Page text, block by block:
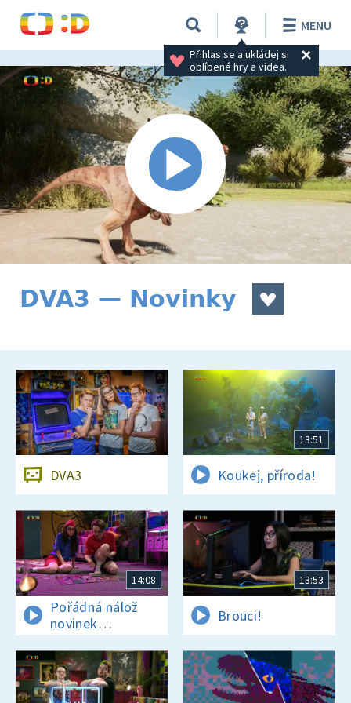
Přihlas se a ukládej si
oblíbené hry a videa.
MENU
DVA3 — Novinky
DVA3
13:51
Koukej, příroda!
14:08
Pořádná nálož
novinek
a zajímavostí
13:53
Brouci!